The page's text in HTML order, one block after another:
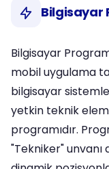
Bilgisayar
Bilgisayar
mobil uygulama
bilgisayar
yetkin teknik
programıdır.
"Tekniker" unvanı